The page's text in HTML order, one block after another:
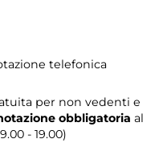
telefonica
per non vedenti e
obbligatoria al
- 19.00)